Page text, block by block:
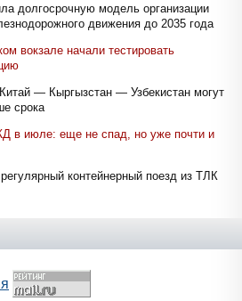
долгосрочную модель организации
движения до 2035 года
вокзале начали тестировать
— Кыргызстан — Узбекистан могут
срока
в июле: еще не спад, но уже почти и
контейнерный поезд из ТЛК